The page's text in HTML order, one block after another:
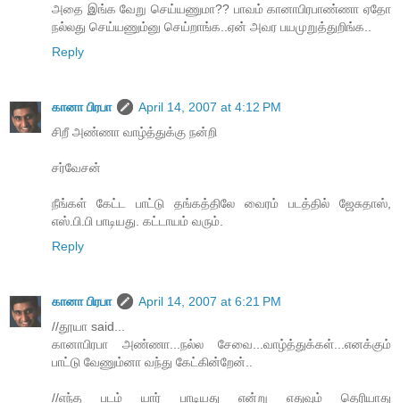
அதை இங்க வேறு செய்யணுமா?? பாவம் கானாபிரபாண்ணா ஏதோ
நல்லது செய்யணும்னு செய்றாங்க..ஏன் அவர பயமுறுத்துறிங்க..
Reply
கானா பிரபா
April 14, 2007 at 4:12 PM
சிறீ அண்ணா வாழ்த்துக்கு நன்றி
சர்வேசன்
நீங்கள் கேட்ட பாட்டு தங்கத்திலே வைரம் படத்தில் ஜேசுதாஸ்,
எஸ்.பி.பி பாடியது. கட்டாயம் வரும்.
Reply
கானா பிரபா
April 14, 2007 at 6:21 PM
//தூயா said...
கானாபிரபா அண்ணா...நல்ல சேவை...வாழ்த்துக்கள்...எனக்கும்
பாட்டு வேணும்னா வந்து கேட்கின்றேன்..
//எந்த படம் யார் பாடியது என்று எதுவும் தெரியாது